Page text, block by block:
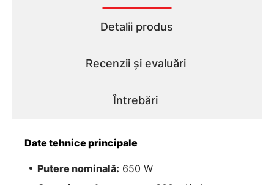
Detalii produs
Recenzii și evaluări
Întrebări
Date tehnice principale
Putere nominală: 650 W